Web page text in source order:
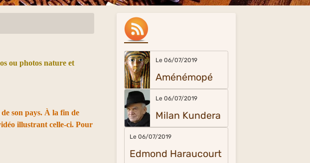
ou photos nature et
son pays. À la fin de
illustrant celle-ci. Pour
Le 06/07/2019
Aménémopé
Le 06/07/2019
Milan Kundera
Le 06/07/2019
Edmond Haraucourt